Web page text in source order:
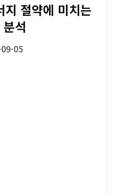
지 절약에 미치는
석
05